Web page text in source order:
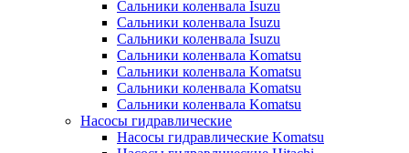
Сальники коленвала Isuzu
Сальники коленвала Isuzu
Сальники коленвала Isuzu
Сальники коленвала Komatsu
Сальники коленвала Komatsu
Сальники коленвала Komatsu
Сальники коленвала Komatsu
Насосы гидравлические
Насосы гидравлические Komatsu